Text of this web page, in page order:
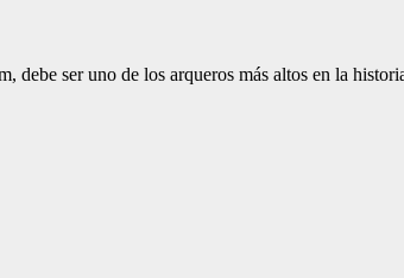
debe ser uno de los arqueros más altos en la